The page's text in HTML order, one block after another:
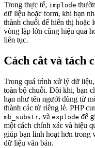
Trong thực tế, implode
dữ liệu hoặc form, khi bạn
thành chuỗi để hiển thị hoặc
vòng lặp lớn cũng hiệu quả
liên tục.
Cách cắt và tách
Trong quá trình xử lý dữ
toàn bộ chuỗi. Đôi khi, bạn
hạn như tên người dùng từ
thành các từ riêng lẻ. PHP
mb_substr, và explode để
một cách chính xác và hiệu
giúp bạn linh hoạt hơn trong
dữ liệu văn bản.